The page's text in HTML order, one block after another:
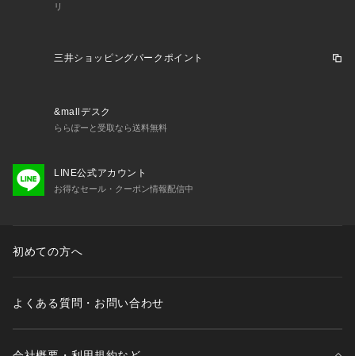
リ
三井ショッピングパークポイント
&mallデスク
ららぽーと受取なら送料無料
LINE公式アカウント
お得なセール・クーポン情報配信中
初めての方へ
よくある質問・お問い合わせ